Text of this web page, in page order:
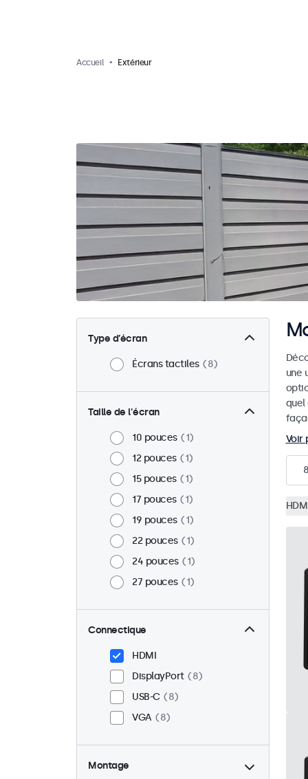
Accueil Extérieur
Type d’écran
Écrans tactiles 8
Taille de l'écran
10 pouces
1
12 pouces
1
15 pouces
1
17 pouces
1
19 pouces
1
22 pouces
1
24 pouces
1
27 pouces
1
Connectique
HDMI
DisplayPort
8
USB-C
8
VGA
8
Montage
une
quel
Voir
8